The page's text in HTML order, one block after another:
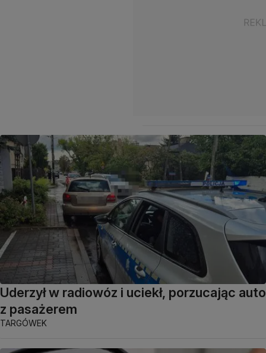
Uderzył w radiowóz i uciekł, porzucając auto
z pasażerem
TARGÓWEK